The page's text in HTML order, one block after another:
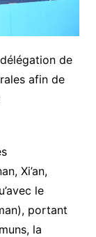
de
afin de
Xi’an,
le
portant
la